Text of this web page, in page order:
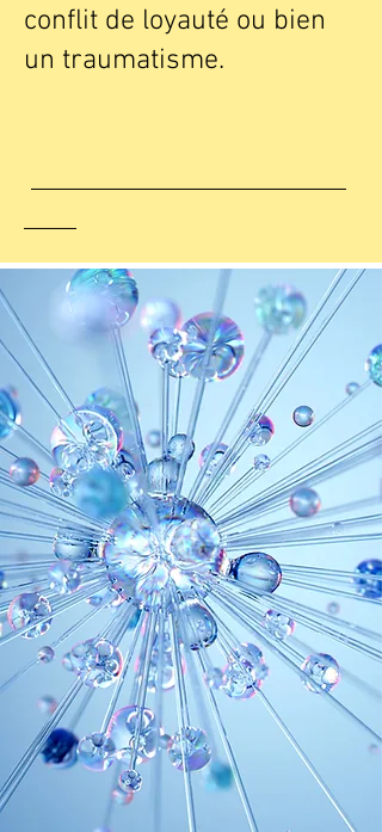
conflit de loyauté ou bien
un traumatisme.